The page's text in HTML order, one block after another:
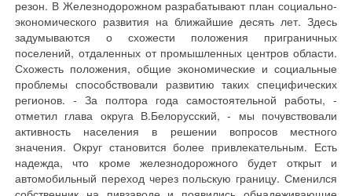
резон. В Железнодорожном разрабатывают план социально-
экономического развития на ближайшие десять лет. Здесь
задумываются о схожести положения приграничных
поселений, отдаленных от промышленных центров области.
Схожесть положения, общие экономические и социальные
проблемы способствовали развитию таких специфических
регионов. - За полтора года самостоятельной работы, -
отметил глава округа В.Белорусский, - мы почувствовали
активность населения в решении вопросов местного
значения. Округ становится более привлекательным. Есть
надежда, что кроме железнодорожного будет открыт и
автомобильный переход через польскую границу. Сменился